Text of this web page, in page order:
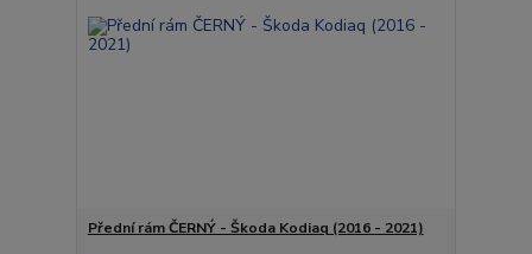
Přední rám ČERNÝ - Škoda Kodiaq (2016 - 2021)